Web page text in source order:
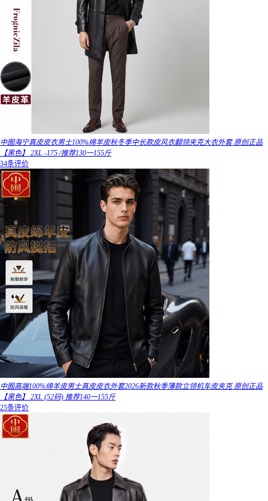
中囿海宁真皮皮衣男士100%绵羊皮秋冬季中长款皮风衣翻领夹克大衣外套 原创正品
【黑色】 2XL -175 /推荐130一155斤
34条评价
中囿高端100%绵羊皮男士真皮皮衣外套2026新款秋季薄款立领机车皮夹克 原创正品
【黑色】 2XL (52码) 推荐140一155斤
25条评价